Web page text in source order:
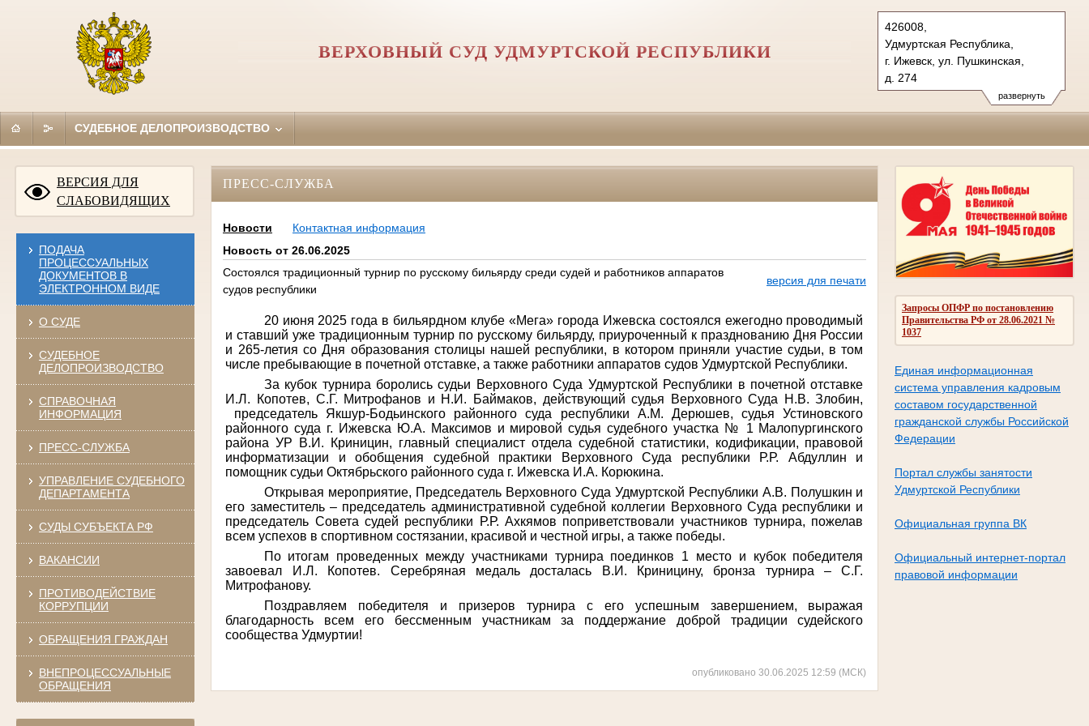
развернуть
426008,
Удмуртская Республика,
г. Ижевск, ул. Пушкинская,
д. 274
Тел.: (3412) 66-08-15, 60-01-10
vs.udm@sudrf.ru
ВЕРХОВНЫЙ СУД УДМУРТСКОЙ РЕСПУБЛИКИ
СУДЕБНОЕ ДЕЛОПРОИЗВОДСТВО
ВЕРСИЯ ДЛЯ
СЛАБОВИДЯЩИХ
ПОДАЧА
ПРОЦЕССУАЛЬНЫХ
ДОКУМЕНТОВ В
ЭЛЕКТРОННОМ ВИДЕ
О СУДЕ
СУДЕБНОЕ
ДЕЛОПРОИЗВОДСТВО
СПРАВОЧНАЯ
ИНФОРМАЦИЯ
ПРЕСС-СЛУЖБА
УПРАВЛЕНИЕ СУДЕБНОГО
ДЕПАРТАМЕНТА
СУДЫ СУБЪЕКТА РФ
ВАКАНСИИ
ПРОТИВОДЕЙСТВИЕ
КОРРУПЦИИ
ОБРАЩЕНИЯ ГРАЖДАН
ВНЕПРОЦЕССУАЛЬНЫЕ
ОБРАЩЕНИЯ
Запросы ОПФР по постановлению
Правительства РФ от 28.06.2021 №
1037
Единая информационная
система управления кадровым
составом государственной
гражданской службы Российской
Федерации
Портал службы занятости
Удмуртской Республики
Официальная группа ВК
Официальный интернет-портал
правовой информации
ПРЕСС-СЛУЖБА
Новости
Контактная информация
Новость от 26.06.2025
Состоялся традиционный турнир по русскому бильярду среди судей и работников аппаратов
судов республики
версия для печати
20 июня 2025 года в бильярдном клубе «Мега» города Ижевска состоялся ежегодно проводимый
и ставший уже традиционным турнир по русскому бильярду, приуроченный к празднованию Дня России
и 265-летия со Дня образования столицы нашей республики, в котором приняли участие судьи, в том
числе пребывающие в почетной отставке, а также работники аппаратов судов Удмуртской Республики.
За кубок турнира боролись судьи Верховного Суда Удмуртской Республики в почетной отставке
И.Л. Копотев, С.Г. Митрофанов и Н.И. Баймаков, действующий судья Верховного Суда Н.В. Злобин,
председатель Якшур-Бодьинского районного суда республики А.М. Дерюшев, судья Устиновского
районного суда г. Ижевска Ю.А. Максимов и мировой судья судебного участка № 1 Малопургинского
района УР В.И. Криницин, главный специалист отдела судебной статистики, кодификации, правовой
информатизации и обобщения судебной практики Верховного Суда республики Р.Р. Абдуллин и
помощник судьи Октябрьского районного суда г. Ижевска И.А. Корюкина.
Открывая мероприятие, Председатель Верховного Суда Удмуртской Республики А.В. Полушкин и
его заместитель – председатель административной судебной коллегии Верховного Суда республики и
председатель Совета судей республики Р.Р. Ахкямов поприветствовали участников турнира, пожелав
всем успехов в спортивном состязании, красивой и честной игры, а также победы.
По итогам проведенных между участниками турнира поединков 1 место и кубок победителя
завоевал И.Л. Копотев. Серебряная медаль досталась В.И. Криницину, бронза турнира – С.Г.
Митрофанову.
Поздравляем победителя и призеров турнира с его успешным завершением, выражая
благодарность всем его бессменным участникам за поддержание доброй традиции судейского
сообщества Удмуртии!
опубликовано 30.06.2025 12:59 (МСК)